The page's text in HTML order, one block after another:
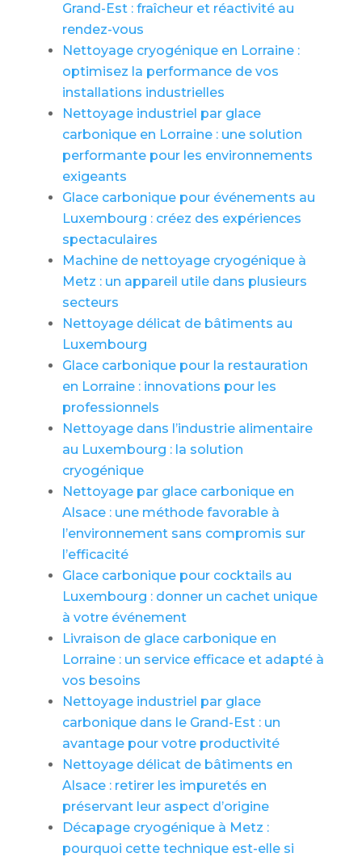
Grand-Est : fraîcheur et réactivité au
rendez-vous
Nettoyage cryogénique en Lorraine :
optimisez la performance de vos
installations industrielles
Nettoyage industriel par glace
carbonique en Lorraine : une solution
performante pour les environnements
exigeants
Glace carbonique pour événements au
Luxembourg : créez des expériences
spectaculaires
Machine de nettoyage cryogénique à
Metz : un appareil utile dans plusieurs
secteurs
Nettoyage délicat de bâtiments au
Luxembourg
Glace carbonique pour la restauration
en Lorraine : innovations pour les
professionnels
Nettoyage dans l’industrie alimentaire
au Luxembourg : la solution
cryogénique
Nettoyage par glace carbonique en
Alsace : une méthode favorable à
l’environnement sans compromis sur
l’efficacité
Glace carbonique pour cocktails au
Luxembourg : donner un cachet unique
à votre événement
Livraison de glace carbonique en
Lorraine : un service efficace et adapté à
vos besoins
Nettoyage industriel par glace
carbonique dans le Grand-Est : un
avantage pour votre productivité
Nettoyage délicat de bâtiments en
Alsace : retirer les impuretés en
préservant leur aspect d’origine
Décapage cryogénique à Metz :
pourquoi cette technique est-elle si